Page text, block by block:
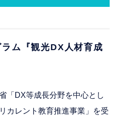
ム『観光DX人材育成
「DX等成⻑分野を中心とし
カレント教育推進事業」を受